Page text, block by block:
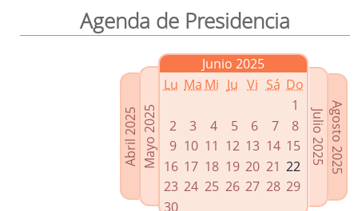
Presidencia
Enlaces relacionados
Agenda de Presidencia
Plenos provinciales y Juntas de gobierno
Oficina de Proyectos Europeos
Agenda de Presidencia
Abril 2025Mayo 2025
Junio 2025
Lu Ma Mi Ju Vi Sá Do
1
2
3 4 5 6 7
8
9 10 11 12 13 14 15
16 17 18 19 20 21 22
23 24 25 26 27 28 29
30
Agosto 2025
Julio 2025